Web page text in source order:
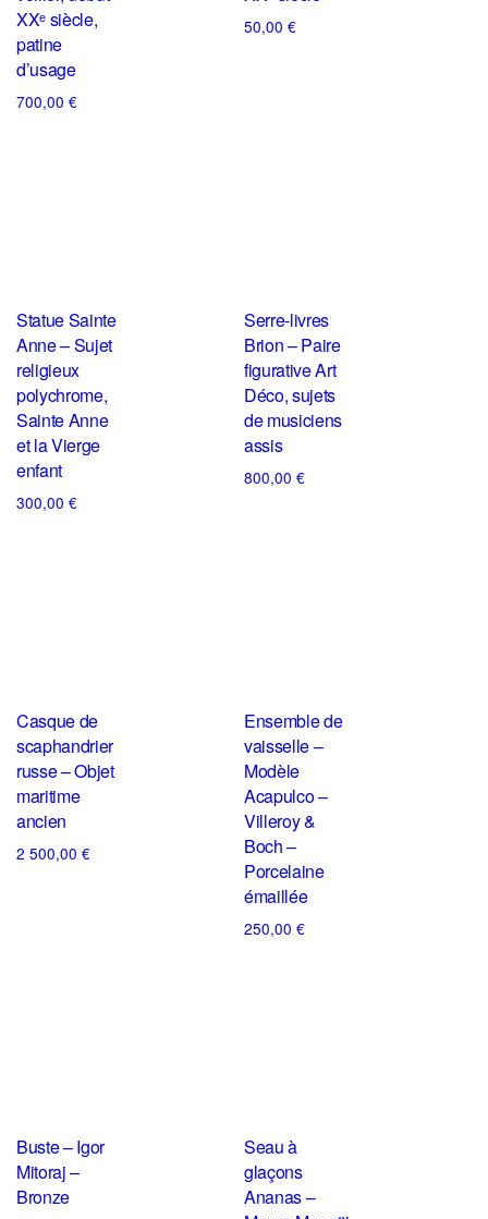
XXᵉ siècle,
patine
d’usage
700,00 €
50,00 €
Statue Sainte
Anne – Sujet
religieux
polychrome,
Sainte Anne
et la Vierge
enfant
300,00 €
Serre-livres
Brion – Paire
figurative Art
Déco, sujets
de musiciens
assis
800,00 €
Casque de
scaphandrier
russe – Objet
maritime
ancien
2 500,00 €
Ensemble de
vaisselle –
Modèle
Acapulco –
Villeroy &
Boch –
Porcelaine
émaillée
250,00 €
Buste – Igor
Mitoraj –
Bronze
Seau à
glaçons
Ananas –